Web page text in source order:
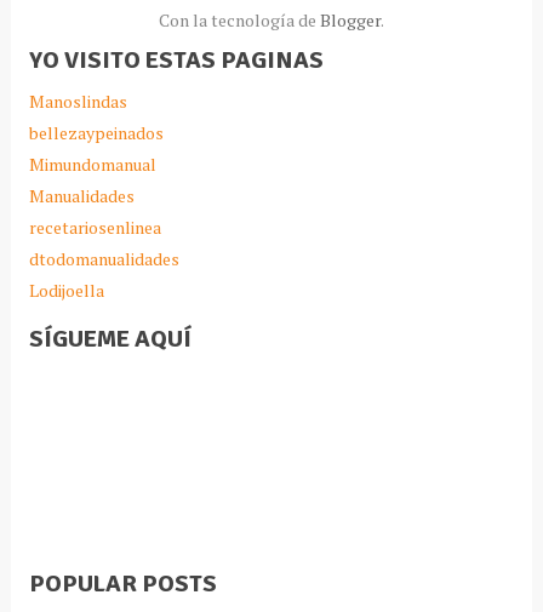
Con la tecnología de Blogger.
YO VISITO ESTAS PAGINAS
Manoslindas
bellezaypeinados
Mimundomanual
Manualidades
recetariosenlinea
dtodomanualidades
Lodijoella
SÍGUEME AQUÍ
POPULAR POSTS